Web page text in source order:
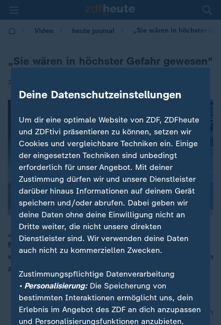
Video heute journal „Sie wären in höchster
„Sie wären in höchster Gefahr gewesen“
26.04.2026 | 21:45
00:16
„Andere Regierungsmitglieder sind durch diesen
Bereich in diesem Saal gekommen. Das heißt, sie
wären in höchster Gefahr gewesen“, so Elmar Theveßen
zum vereitelten Anschlagsversuch.
nach oben
Deine Datenschutzeinstellungen
Um dir eine optimale Website von ZDF, ZDFheute
und ZDFtivi präsentieren zu können, setzen wir
Cookies und vergleichbare Techniken ein. Einige
der eingesetzten Techniken sind unbedingt
erforderlich für unser Angebot. Mit deiner
Zustimmung dürfen wir und unsere Dienstleister
darüber hinaus Informationen auf deinem Gerät
speichern und/oder abrufen. Dabei geben wir
deine Daten ohne deine Einwilligung nicht an
Dritte weiter, die nicht unsere direkten
Dienstleister sind. Wir verwenden deine Daten
auch nicht zu kommerziellen Zwecken.
Zustimmungspflichtige Datenverarbeitung
• Personalisierung:Die Speicherung von
bestimmten Interaktionen ermöglicht uns, dein
Erlebnis im Angebot des ZDF an dich anzupassen
und Personalisierungsfunktionen anzubieten.